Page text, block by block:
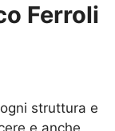
Ferroli
struttura e
e anche